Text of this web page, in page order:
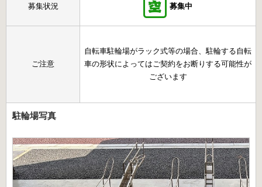
募集状況 募集中
ご注意
自転車駐輪場がラック式等の場合、駐輪する自転
車の形状によってはご契約をお断りする可能性が
ございます
駐輪場写真